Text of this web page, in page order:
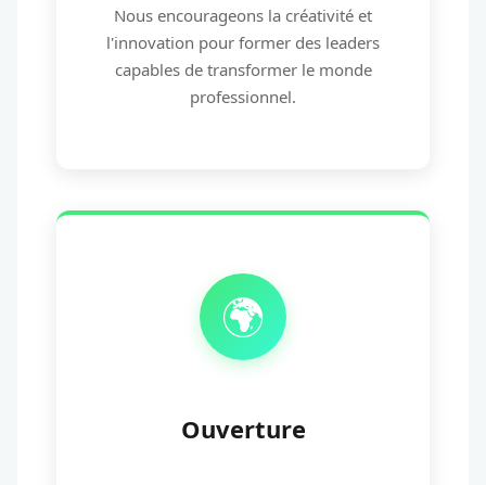
Nous encourageons la créativité et
l'innovation pour former des leaders
capables de transformer le monde
professionnel.
🌍
Ouverture